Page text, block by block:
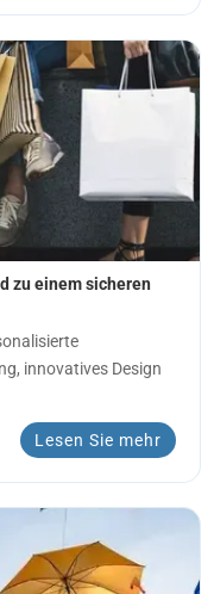
zu einem sicheren
innovatives Design
Lesen Sie mehr